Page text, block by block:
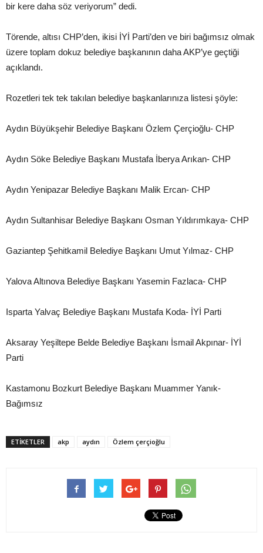
bir kere daha söz veriyorum” dedi.
Törende, altısı CHP’den, ikisi İYİ Parti’den ve biri bağımsız olmak
üzere toplam dokuz belediye başkanının daha AKP’ye geçtiği
açıklandı.
Rozetleri tek tek takılan belediye başkanlarınıza listesi şöyle:
Aydın Büyükşehir Belediye Başkanı Özlem Çerçioğlu- CHP
Aydın Söke Belediye Başkanı Mustafa İberya Arıkan- CHP
Aydın Yenipazar Belediye Başkanı Malik Ercan- CHP
Aydın Sultanhisar Belediye Başkanı Osman Yıldırımkaya- CHP
Gaziantep Şehitkamil Belediye Başkanı Umut Yılmaz- CHP
Yalova Altınova Belediye Başkanı Yasemin Fazlaca- CHP
Isparta Yalvaç Belediye Başkanı Mustafa Koda- İYİ Parti
Aksaray Yeşiltepe Belde Belediye Başkanı İsmail Akpınar- İYİ
Parti
Kastamonu Bozkurt Belediye Başkanı Muammer Yanık-
Bağımsız
ETIKETLER akp aydın Özlem çerçioğlu